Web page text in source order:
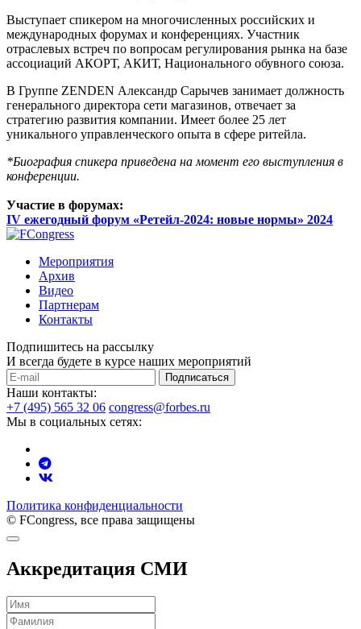
Выступает спикером на многочисленных российских и
международных форумах и конференциях. Участник
отраслевых встреч по вопросам регулирования рынка на базе
ассоциаций АКОРТ, АКИТ, Национального обувного союза.
В Группе ZENDEN Александр Сарычев занимает должность
генерального директора сети магазинов, отвечает за
стратегию развития компании. Имеет более 25 лет
уникального управленческого опыта в сфере ритейла.
*Биография спикера приведена на момент его выступления в
конференции.
Участие в форумах:
IV ежегодный форум «Ретейл-2024: новые нормы» 2024
Мероприятия
Архив
Видео
Партнерам
Контакты
Подпишитесь на рассылку
И всегда будете в курсе наших мероприятий
Подписаться
Наши контакты:
+7 (495) 565 32 06 congress@forbes.ru
Мы в социальных сетях:
Политика конфиденциальности
© FCongress, все права защищены
Аккредитация СМИ